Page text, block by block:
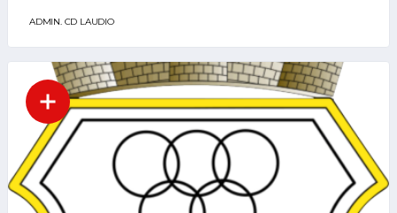
ADMIN. CD LAUDIO